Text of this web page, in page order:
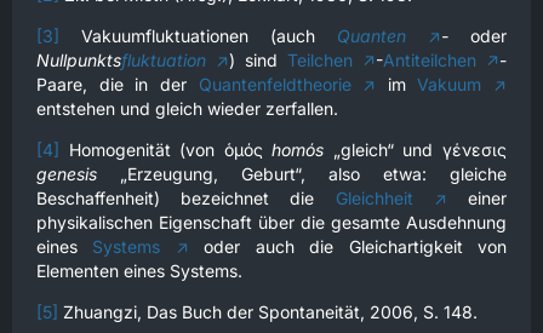
[3]
Vakuumfluktuationen (auch Quanten - oder
Nullpunktsfluktuation ) sind Teilchen -Antiteilchen
-
Paare, die in der Quantenfeldtheorie imVakuum
entstehen und gleich wieder zerfallen.
[4]
Homogenität (von ὁμόςhomόs „gleich“ und γένεσις
genesis „Erzeugung, Geburt“, also etwa: gleiche
Beschaffenheit) bezeichnet die Gleichheit
einer
physikalischen Eigenschaft über die gesamte Ausdehnung
eines Systems
oder auch die Gleichartigkeit von
Elementen eines Systems.
[5] Zhuangzi, Das Buch der Spontaneität, 2006, S. 148.